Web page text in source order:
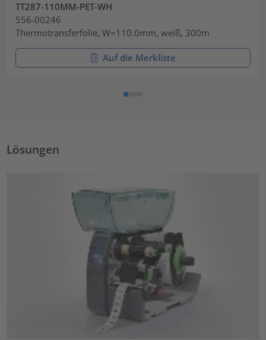
TT287-110MM-PET-WH
556-00246
Thermotransferfolie, W=110.0mm, weiß, 300m
Auf die Merkliste
Lösungen